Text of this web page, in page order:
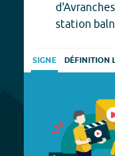
station
SIGNE DÉFINITION